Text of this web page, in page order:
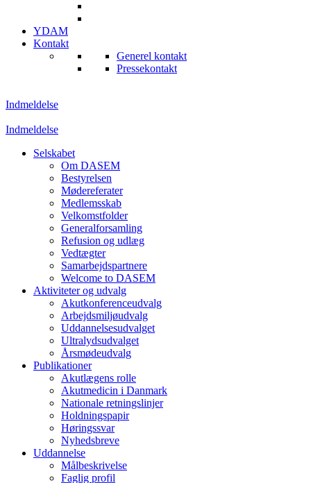
YDAM
Kontakt
Generel kontakt
Pressekontakt
Indmeldelse
Indmeldelse
Selskabet
Om DASEM
Bestyrelsen
Mødereferater
Medlemsskab
Velkomstfolder
Generalforsamling
Refusion og udlæg
Vedtægter
Samarbejdspartnere
Welcome to DASEM
Aktiviteter og udvalg
Akutkonferenceudvalg
Arbejdsmiljøudvalg
Uddannelsesudvalget
Ultralydsudvalget
Årsmødeudvalg
Publikationer
Akutlægens rolle
Akutmedicin i Danmark
Nationale retningslinjer
Holdningspapir
Høringssvar
Nyhedsbreve
Uddannelse
Målbeskrivelse
Faglig profil